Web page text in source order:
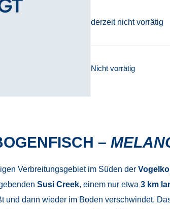
derzeit nicht vorrätig
Nicht vorrätig
–
Verbreitungsgebiet im Süden der
Susi Creek, einem nur etwa 3 km
und dann wieder im Boden verschwindet.